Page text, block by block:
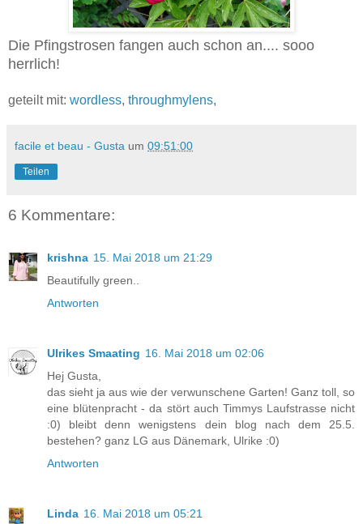
Die Pfingstrosen fangen auch schon an.... sooo
herrlich!
geteilt mit: wordless, throughmylens,
facile et beau - Gusta um 09:51:00
Teilen
6 Kommentare:
krishna 15. Mai 2018 um 21:29
Beautifully green..
Antworten
Ulrikes Smaating 16. Mai 2018 um 02:06
Hej Gusta,
das sieht ja aus wie der verwunschene Garten! Ganz toll, so
eine blütenpracht - da stört auch Timmys Laufstrasse nicht
:0) bleibt denn wenigstens dein blog nach dem 25.5.
bestehen? ganz LG aus Dänemark, Ulrike :0)
Antworten
Linda 16. Mai 2018 um 05:21